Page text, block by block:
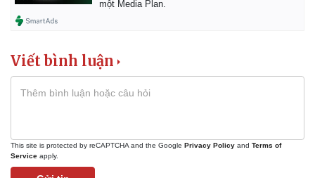
một Media Plan.
Viết bình luận
This site is protected by reCAPTCHA and the Google Privacy Policy and Terms of
Service apply.